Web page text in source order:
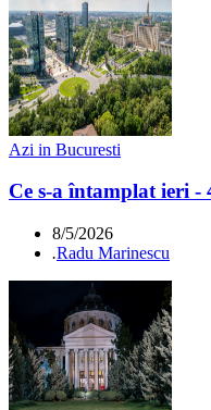
Azi in Bucuresti
Ce s-a întamplat ieri -
8/5/2026
.Radu Marinescu